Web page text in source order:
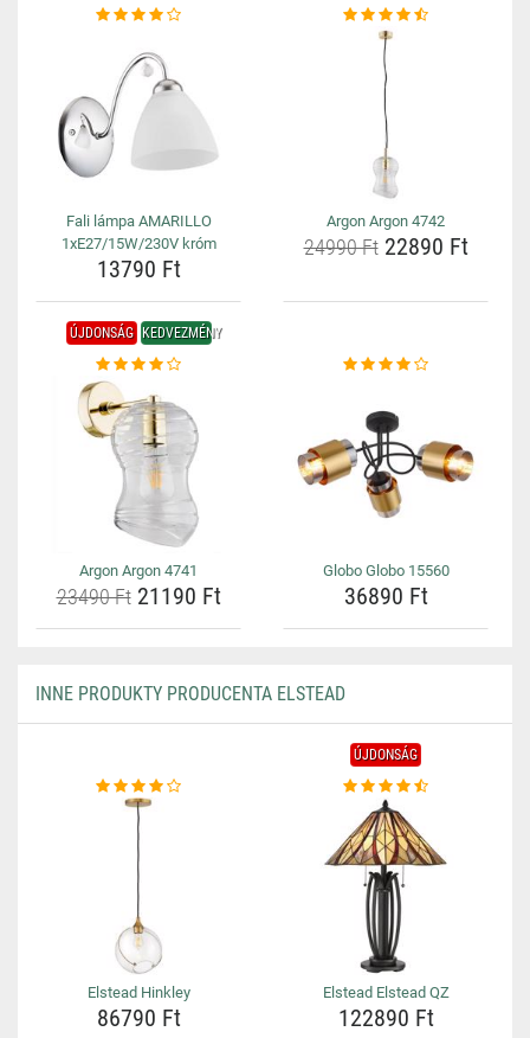
Fali lámpa AMARILLO
1xE27/15W/230V króm
13790 Ft
Argon Argon 4742
24990 Ft22890 Ft
ÚJDONSÁG KEDVEZMÉNY
Argon Argon 4741
23490 Ft21190 Ft
Globo Globo 15560
36890 Ft
INNE PRODUKTY PRODUCENTA ELSTEAD
Elstead Hinkley
86790 Ft
ÚJDONSÁG
Elstead Elstead QZ
122890 Ft